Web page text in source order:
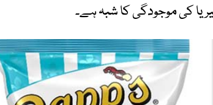
کی موجودگی کا شبہ ہے۔